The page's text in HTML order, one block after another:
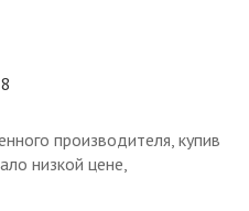
производителя, купив
низкой цене,